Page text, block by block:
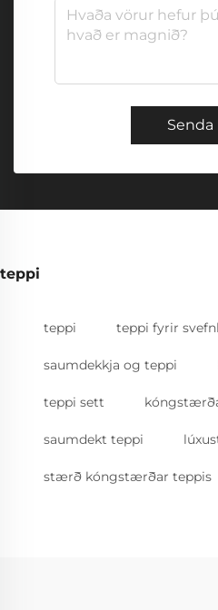
Senda
teppi
teppi teppi fyrir
saumdekkja og teppi
teppi sett
saumdekt teppi
stærð kóngstærðar teppis